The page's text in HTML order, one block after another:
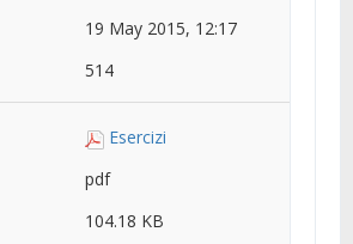
19 May 2015, 12:17
514
Esercizi
pdf
104.18 KB